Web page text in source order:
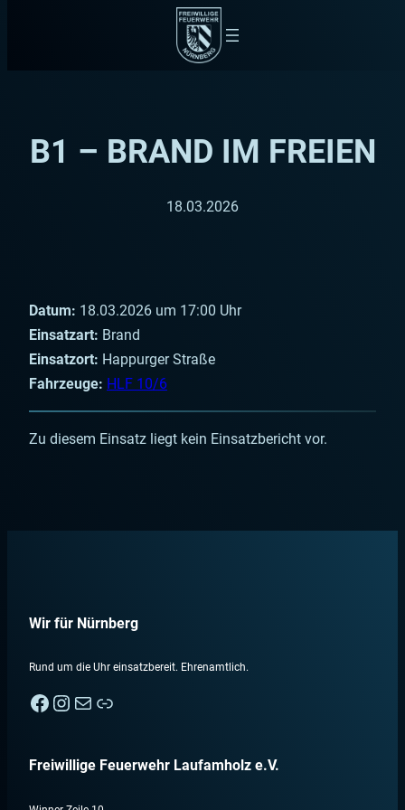
B1 – BRAND IM FREIEN
18.03.2026
Datum: 18.03.2026 um 17:00 Uhr
Einsatzart: Brand
Einsatzort: Happurger Straße
Fahrzeuge: HLF 10/6
Zu diesem Einsatz liegt kein Einsatzbericht vor.
Wir für Nürnberg
Rund um die Uhr einsatzbereit. Ehrenamtlich.
Facebook Instagram E-Mail Nebenan
Freiwillige Feuerwehr Laufamholz e.V.